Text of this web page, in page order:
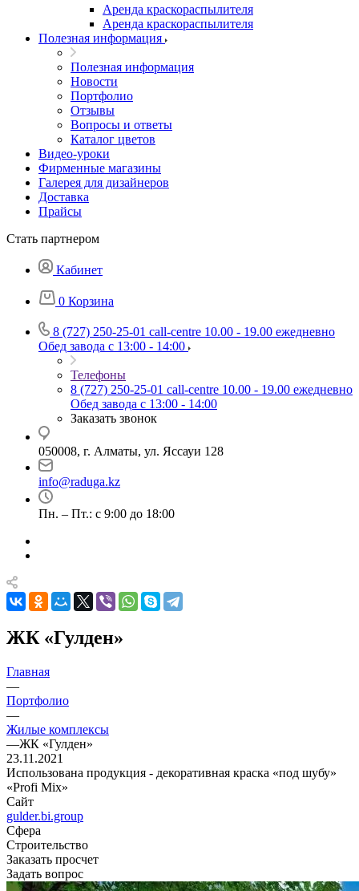
Аренда краскораспылителя
Аренда краскораспылителя
Полезная информация
Полезная информация
Новости
Портфолио
Отзывы
Вопросы и ответы
Каталог цветов
Видео-уроки
Фирменные магазины
Галерея для дизайнеров
Доставка
Прайсы
Стать партнером
Кабинет
0 Корзина
8 (727) 250-25-01 call-centre 10.00 - 19.00 ежедневно
Обед завода с 13:00 - 14:00
Телефоны
8 (727) 250-25-01 call-centre 10.00 - 19.00 ежедневно
Обед завода с 13:00 - 14:00
Заказать звонок
050008, г. Алматы, ул. Яссауи 128
info@raduga.kz
Пн. – Пт.: с 9:00 до 18:00
ЖК «Гулден»
Главная
—
Портфолио
—
Жилые комплексы
—ЖК «Гулден»
23.11.2021
Использована продукция - декоративная краска «под шубу»
«Profi Mix»
Сайт
gulder.bi.group
Сфера
Строительство
Заказать просчет
Задать вопрос